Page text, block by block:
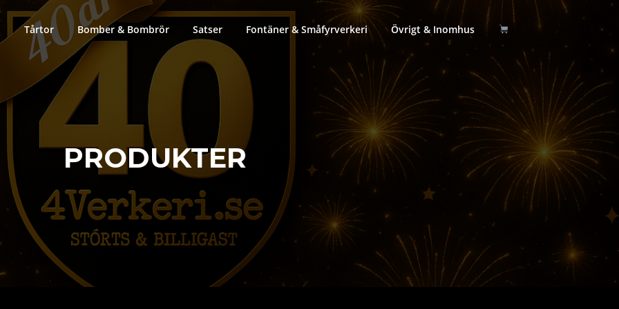
Tårtor Bomber & Bombrör Satser Fontäner & Småfyrverkeri Övrigt & Inomhus
PRODUKTER